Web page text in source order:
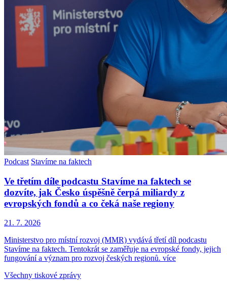
Podcast Stavíme na faktech
Ve třetím díle podcastu Stavíme na faktech se
dozvíte, jak Česko úspěšně čerpá miliardy z
evropských fondů a co čeká naše regiony
21. 7. 2026
Ministerstvo pro místní rozvoj (MMR) vydává třetí díl podcastu
Stavíme na faktech. Tentokrát se zaměřuje na evropské fondy, jejich
fungování a význam pro rozvoj českých regionů. více
Všechny tiskové zprávy